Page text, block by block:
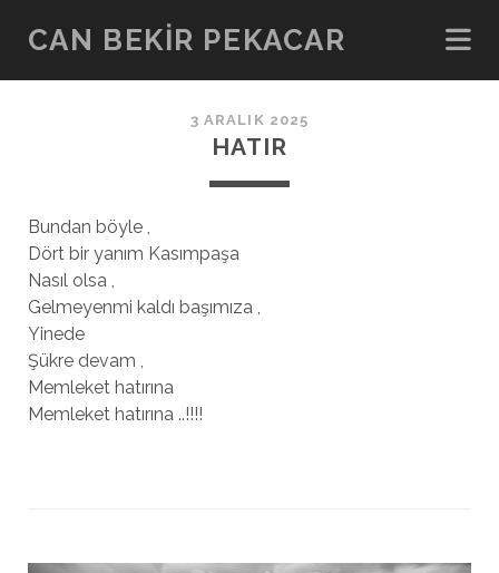
CAN BEKIR PEKACAR
3 ARALIK 2025
HATIR
Bundan böyle ,
Dört bir yanım Kasımpaşa
Nasıl olsa ,
Gelmeyenmi kaldı başımıza ,
Yinede
Şükre devam ,
Memleket hatırına
Memleket hatırına ..!!!!